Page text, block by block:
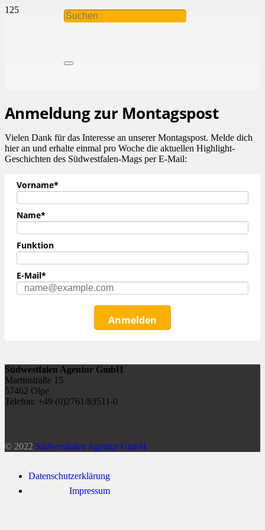
Anmeldung zur Montagspost
Vielen Dank für das Interesse an unserer Montagspost. Melde dich
hier an und erhalte einmal pro Woche die aktuellen Highlight-
Geschichten des Südwestfalen-Mags per E-Mail:
Vorname*
Name*
Funktion
E-Mail*
Anmelden
Südwestfalen Agentur GmbH
Martinstraße 15
57462 Olpe
Telefon: +49 (0)2761/83511-0
© 2022 Südwestfalen Agentur GmbH
Datenschutzerklärung
Impressum